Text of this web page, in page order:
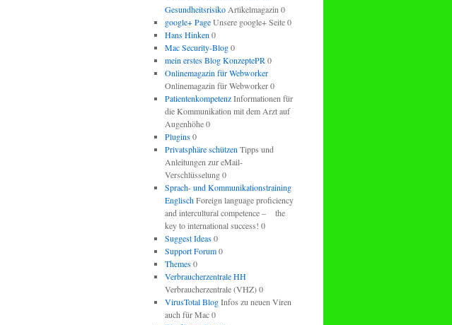
GesundheitsrisikoArtikelmagazin 0
google+ PageUnsere google+ Seite 0
Hans Hinken 0
Mac Security-Blog0
mein erstes Blog KonzeptePR 0
Onlinemagazin für Webworker
Onlinemagazin für Webworker 0
PatientenkompetenzInformationen für
die Kommunikation mit dem Arzt auf
Augenhöhe 0
Plugins0
Privatsphäre schützen Tipps und
Anleitungen zur eMail-
Verschlüsselung 0
Sprach- und Kommunikationstraining
EnglischForeign language proficiency
and intercultural competence – the
key to international success! 0
Suggest Ideas0
Support Forum0
Themes0
Verbraucherzentrale HH
Verbraucherzentrale (VHZ) 0
VirusTotal BlogInfos zu neuen Viren
auch für Mac 0